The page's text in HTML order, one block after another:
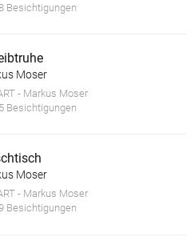
Besichtigungen
Moser
- Markus Moser
Besichtigungen
Moser
- Markus Moser
Besichtigungen